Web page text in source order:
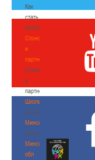
Как
стать
волонтером
Спонсоры
и
партнеры
Спонсоры
и
партнеры
Школы
Школы
Минск
Минск
Минская
обл